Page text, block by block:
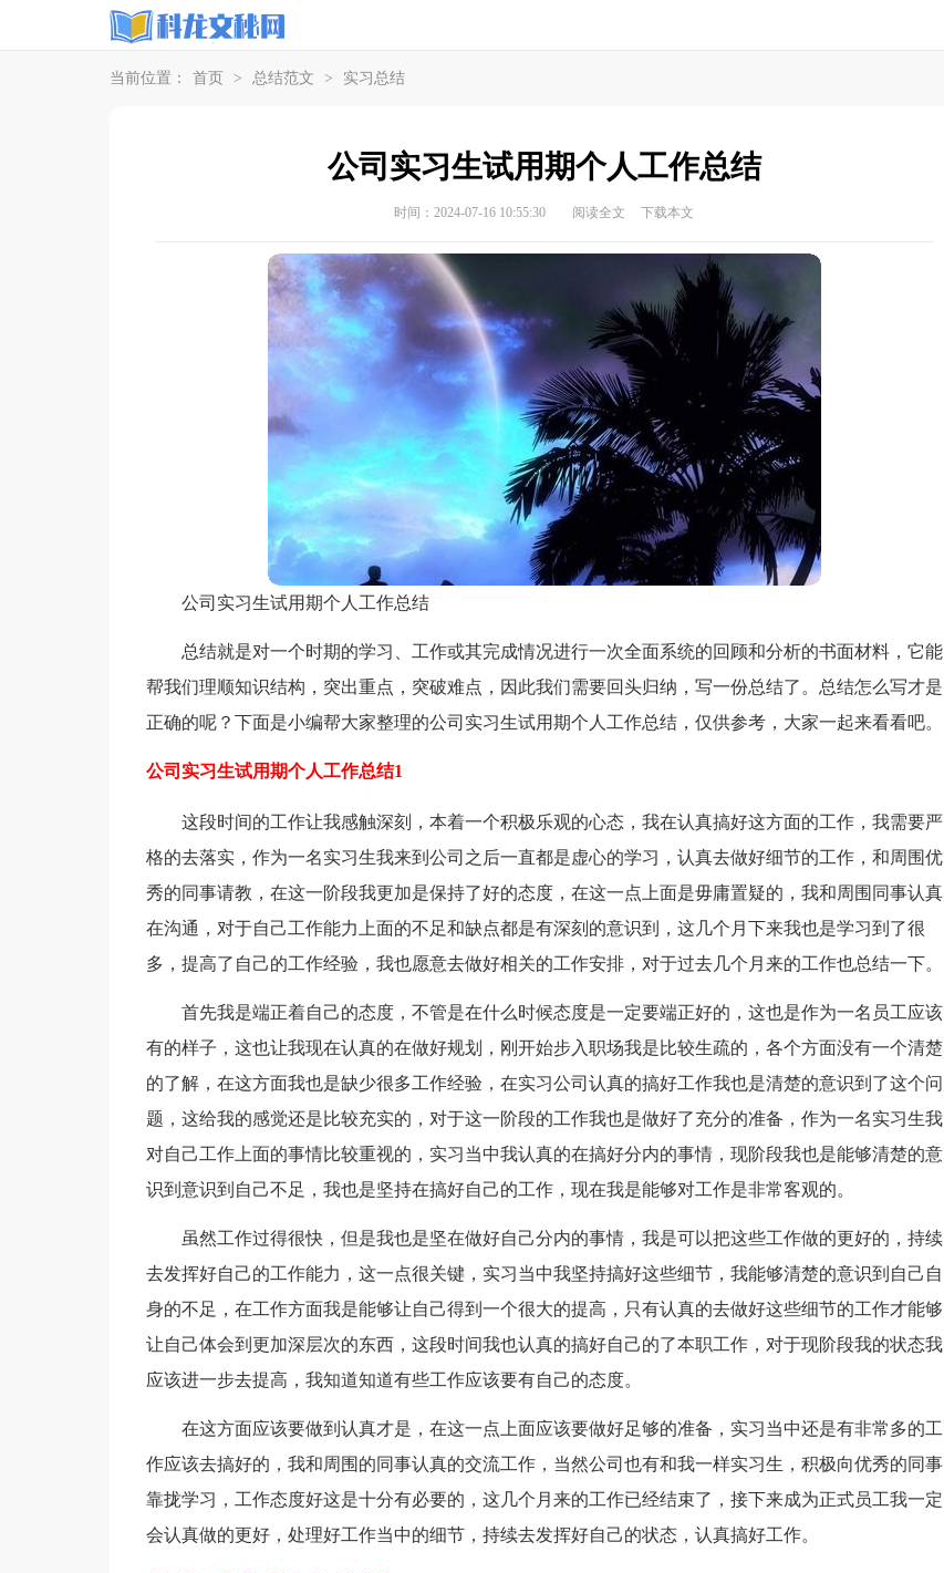
当前位置： 首页 > 总结范文 > 实习总结
公司实习生试用期个人工作总结
时间：2024-07-16 10:55:30 阅读全文 下载本文
公司实习生试用期个人工作总结
总结就是对一个时期的学习、工作或其完成情况进行一次全面系统的回顾和分析的书面材料，它能
帮我们理顺知识结构，突出重点，突破难点，因此我们需要回头归纳，写一份总结了。总结怎么写才是
正确的呢？下面是小编帮大家整理的公司实习生试用期个人工作总结，仅供参考，大家一起来看看吧。
公司实习生试用期个人工作总结1
这段时间的工作让我感触深刻，本着一个积极乐观的心态，我在认真搞好这方面的工作，我需要严
格的去落实，作为一名实习生我来到公司之后一直都是虚心的学习，认真去做好细节的工作，和周围优
秀的同事请教，在这一阶段我更加是保持了好的态度，在这一点上面是毋庸置疑的，我和周围同事认真
在沟通，对于自己工作能力上面的不足和缺点都是有深刻的意识到，这几个月下来我也是学习到了很
多，提高了自己的工作经验，我也愿意去做好相关的工作安排，对于过去几个月来的工作也总结一下。
首先我是端正着自己的态度，不管是在什么时候态度是一定要端正好的，这也是作为一名员工应该
有的样子，这也让我现在认真的在做好规划，刚开始步入职场我是比较生疏的，各个方面没有一个清楚
的了解，在这方面我也是缺少很多工作经验，在实习公司认真的搞好工作我也是清楚的意识到了这个问
题，这给我的感觉还是比较充实的，对于这一阶段的工作我也是做好了充分的准备，作为一名实习生我
对自己工作上面的事情比较重视的，实习当中我认真的在搞好分内的事情，现阶段我也是能够清楚的意
识到意识到自己不足，我也是坚持在搞好自己的工作，现在我是能够对工作是非常客观的。
虽然工作过得很快，但是我也是坚在做好自己分内的事情，我是可以把这些工作做的更好的，持续
去发挥好自己的工作能力，这一点很关键，实习当中我坚持搞好这些细节，我能够清楚的意识到自己自
身的不足，在工作方面我是能够让自己得到一个很大的提高，只有认真的去做好这些细节的工作才能够
让自己体会到更加深层次的东西，这段时间我也认真的搞好自己的了本职工作，对于现阶段我的状态我
应该进一步去提高，我知道知道有些工作应该要有自己的态度。
在这方面应该要做到认真才是，在这一点上面应该要做好足够的准备，实习当中还是有非常多的工
作应该去搞好的，我和周围的同事认真的交流工作，当然公司也有和我一样实习生，积极向优秀的同事
靠拢学习，工作态度好这是十分有必要的，这几个月来的工作已经结束了，接下来成为正式员工我一定
会认真做的更好，处理好工作当中的细节，持续去发挥好自己的状态，认真搞好工作。